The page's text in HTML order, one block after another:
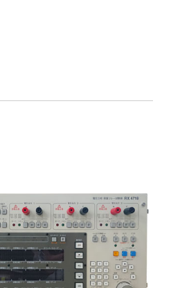
65％（割引率35％）
50％（割引率50％）
48％（割引率52％）